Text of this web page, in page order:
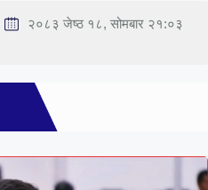
२०८३ जेष्ठ १८, सोमबार २१:०३